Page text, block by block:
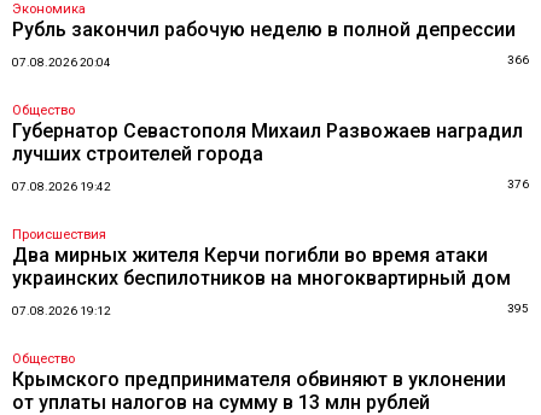
Экономика
Рубль закончил рабочую неделю в полной депрессии
07.08.2026 20:04 366
Общество
Губернатор Севастополя Михаил Развожаев наградил
лучших строителей города
07.08.2026 19:42 376
Происшествия
Два мирных жителя Керчи погибли во время атаки
украинских беспилотников на многоквартирный дом
07.08.2026 19:12 395
Общество
Крымского предпринимателя обвиняют в уклонении
от уплаты налогов на сумму в 13 млн рублей